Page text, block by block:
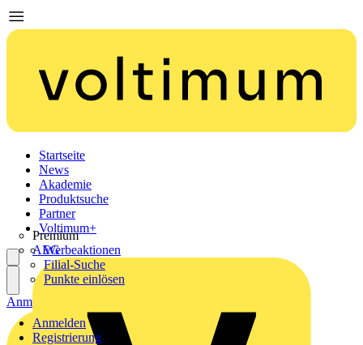
Startseite
News
Akademie
Produktsuche
Partner
Premium
AEG
Voltimum+
Werbeaktionen
Filial-Suche
Punkte einlösen
Anmelden
Registrierung
Anmelden